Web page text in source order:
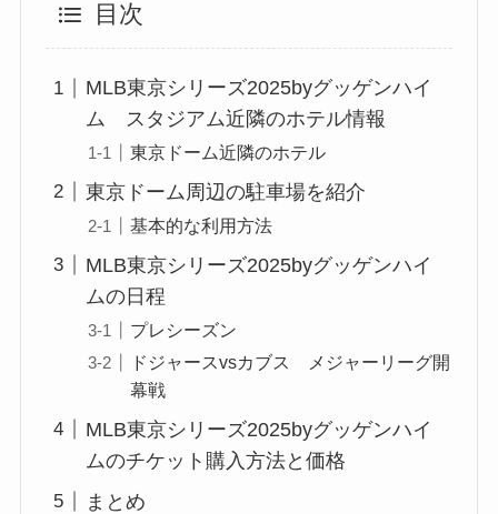
目次
MLB東京シリーズ2025byグッゲンハイ
ム スタジアム近隣のホテル情報
東京ドーム近隣のホテル
東京ドーム周辺の駐車場を紹介
基本的な利用方法
MLB東京シリーズ2025byグッゲンハイ
ムの日程
プレシーズン
ドジャースvsカブス メジャーリーグ開
幕戦
MLB東京シリーズ2025byグッゲンハイ
ムのチケット購入方法と価格
まとめ